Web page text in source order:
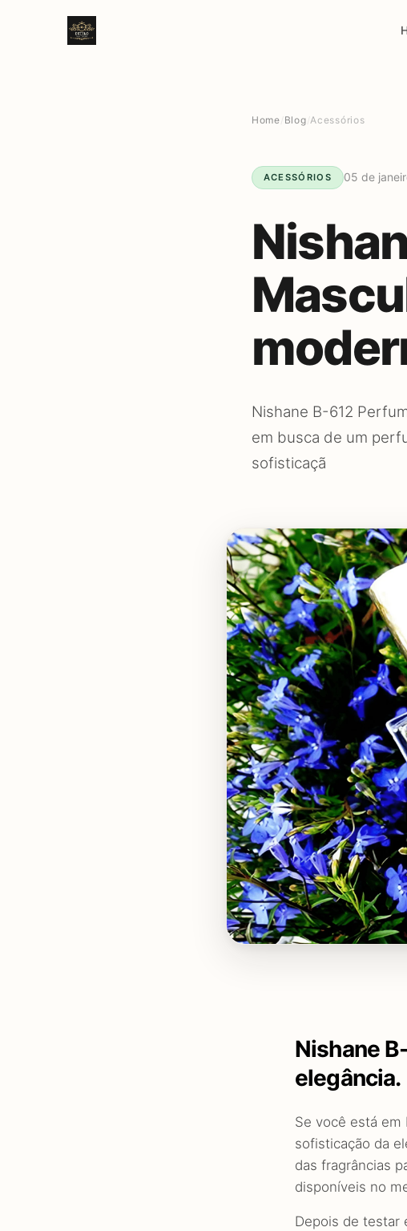
Home Blog /Acessórios
ACESSÓRIOS 05 de
Nishane B-612
em busca de um
sofisticaçã
Nishane
elegância.
Se você está em
sofisticação da
das fragrâncias
disponíveis no
Depois de testar